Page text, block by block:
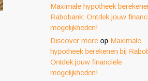
Maximale hypotheek
Rabobank: Ontdek jouw
mogelijkheden!
Discover more op Maximale
hypotheek berekenen bij
Ontdek jouw financiële
mogelijkheden!